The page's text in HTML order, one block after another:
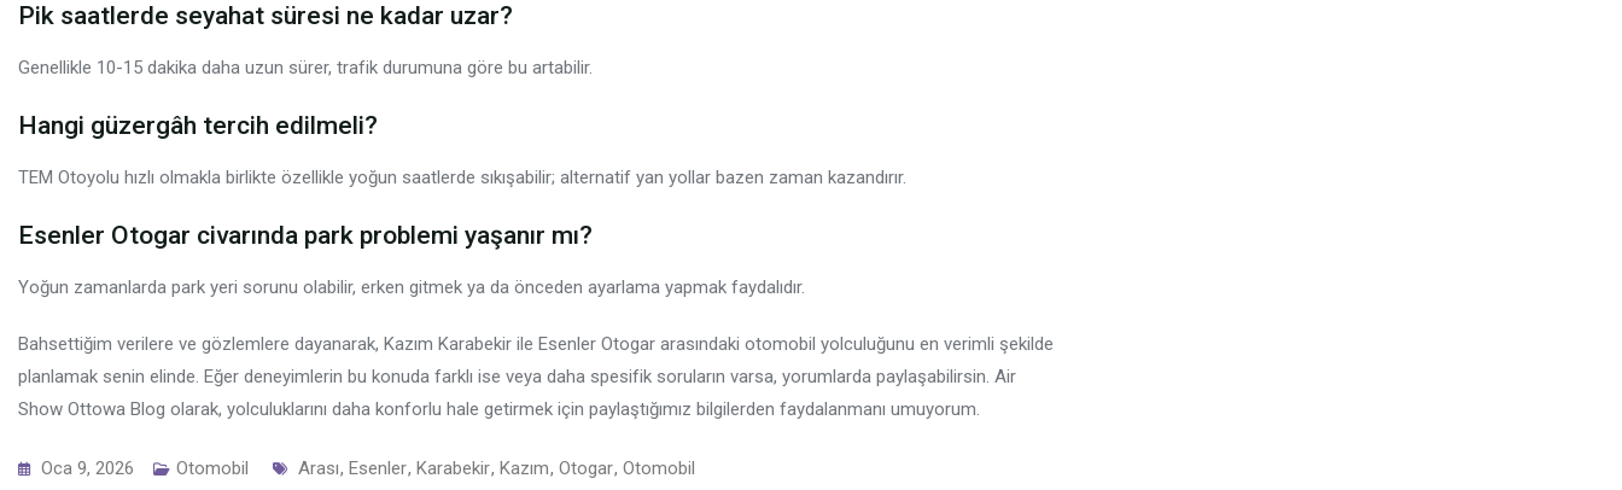
Pik saatlerde seyahat süresi ne kadar uzar?
Genellikle 10-15 dakika daha uzun sürer, trafik durumuna göre bu artabilir.
Hangi güzergâh tercih edilmeli?
TEM Otoyolu hızlı olmakla birlikte özellikle yoğun saatlerde sıkışabilir; alternatif yan yollar bazen zaman kazandırır.
Esenler Otogar civarında park problemi yaşanır mı?
Yoğun zamanlarda park yeri sorunu olabilir, erken gitmek ya da önceden ayarlama yapmak faydalıdır.
Bahsettiğim verilere ve gözlemlere dayanarak, Kazım Karabekir ile Esenler Otogar arasındaki otomobil yolculuğunu en verimli şekilde
planlamak senin elinde. Eğer deneyimlerin bu konuda farklı ise veya daha spesifik soruların varsa, yorumlarda paylaşabilirsin. Air
Show Ottowa Blog olarak, yolculuklarını daha konforlu hale getirmek için paylaştığımız bilgilerden faydalanmanı umuyorum.
Oca 9, 2026 Otomobil Tags
Arası, Esenler, Karabekir, Kazım, Otogar, Otomobil